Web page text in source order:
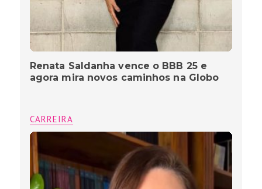
Renata Saldanha vence o BBB 25 e
agora mira novos caminhos na Globo
CARREIRA